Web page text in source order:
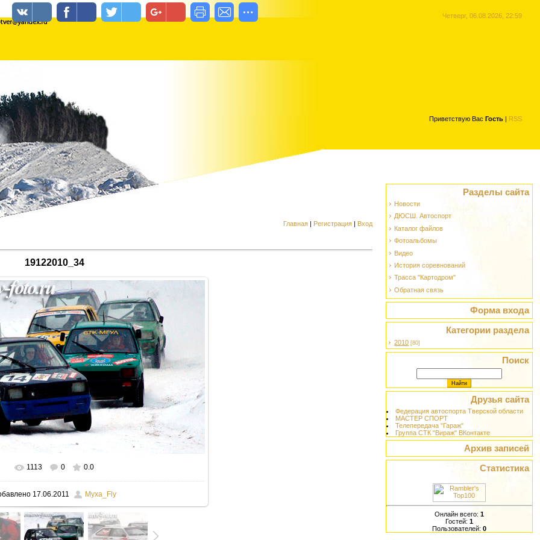
Четверг, 06.08.2026, 22:59
Приветствую Вас Гость | RSS
Главная | Регистрация | Вход
19122010_34
1113 0 0.0
17.06.2011 Myxa_Fly
Разделы сайта
Новости
ДЮСШ. Автоспорт
Каталог файлов
Фотоальбомы
Видео
История соревнований
Трасса "Картодром"
Обратная связь
Форма входа
Категории раздела
2010 [80]
Поиск
Друзья сайта
Федерация автоспорта Тверской области
МАСТЕР СПОРТ
Телепередача "Гараж"
Группа СТК "Вираж" ВКонтакте
Архив записей
Статистика
Онлайн всего: 1
Гостей: 1
Пользователей: 0